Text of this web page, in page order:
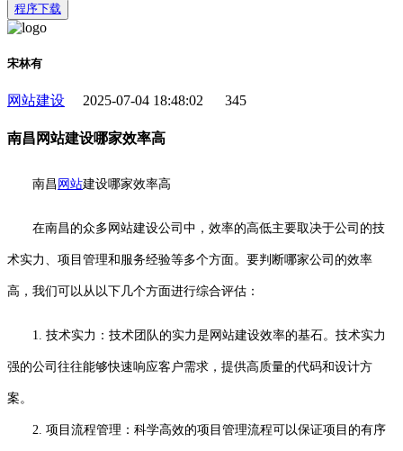
程序下载
宋林有
网站建设 2025-07-04 18:48:02 345
南昌网站建设哪家效率高
南昌 网站建设哪家效率高
在南昌的众多网站建设公司中，效率的高低主要取决于公司的技
术实力、项目管理和服务经验等多个方面。要判断哪家公司的效率
高，我们可以从以下几个方面进行综合评估：
1. 技术实力：技术团队的实力是网站建设效率的基石。技术实力
强的公司往往能够快速响应客户需求，提供高质量的代码和设计方
案。
2. 项目流程管理：科学高效的项目管理流程可以保证项目的有序